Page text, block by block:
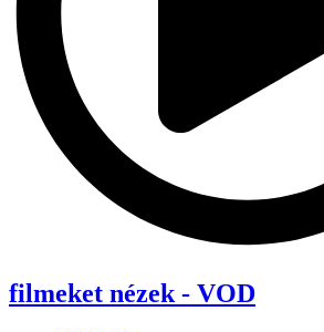
filmeket nézek - VOD